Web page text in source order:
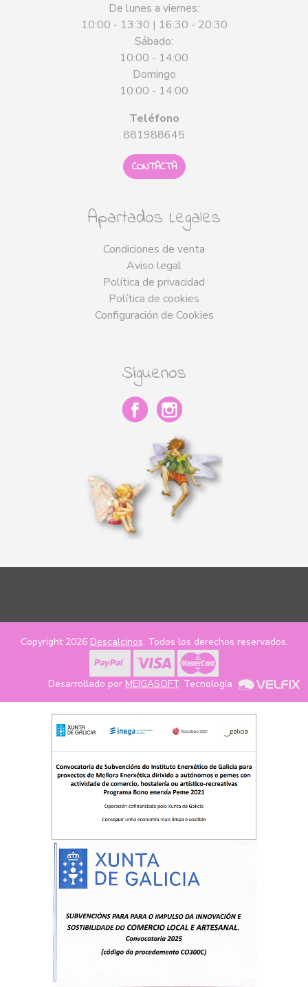
De lunes a viernes:
10:00 - 13:30 | 16:30 - 20:30
Sábado:
10:00 - 14:00
Domingo
10:00 - 14:00
Teléfono
881988645
CONTACTA
Apartados Legales
Condiciones de venta
Aviso legal
Política de privacidad
Política de cookies
Configuración de Cookies
Síguenos
Copyright 2026 Descalcinos. Todos los derechos reservados.
Desarrollado por MEIGASOFT. Tecnología